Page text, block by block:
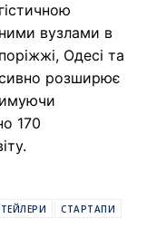
вузлами в
Одесі та
розширює
170
СТАРТАПИ